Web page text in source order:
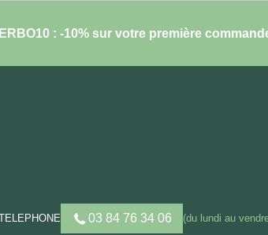
: -10% sur votre première
03 84 76 34 06 (du lundi au